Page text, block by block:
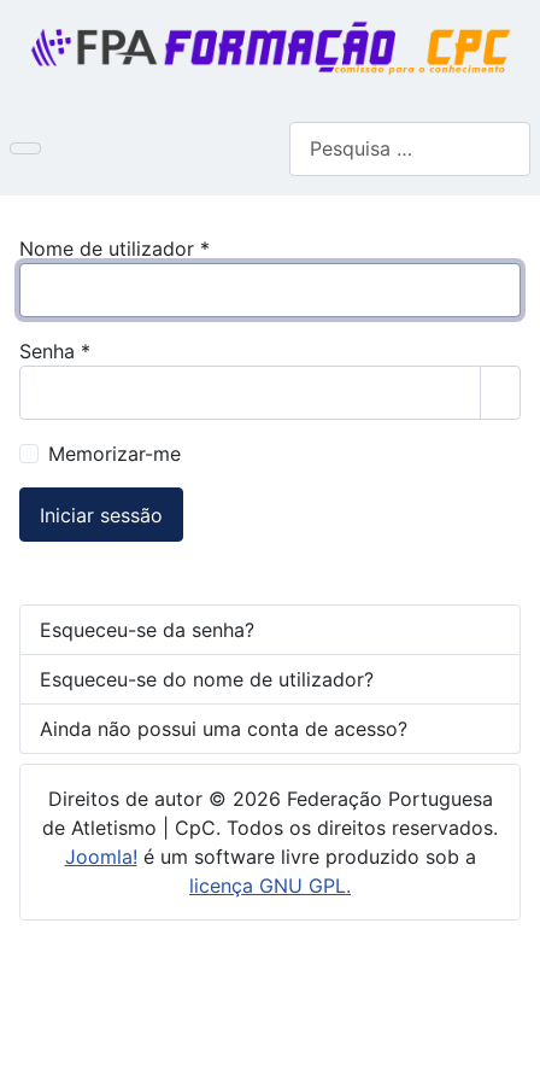
Nome de utilizador *
Senha *
Memorizar-me
Iniciar sessão
Esqueceu-se da senha?
Esqueceu-se do nome de utilizador?
Ainda não possui uma conta de acesso?
Direitos de autor © 2026 Federação Portuguesa
de Atletismo | CpC. Todos os direitos reservados.
Joomla! é um software livre produzido sob a
licença GNU GPL.